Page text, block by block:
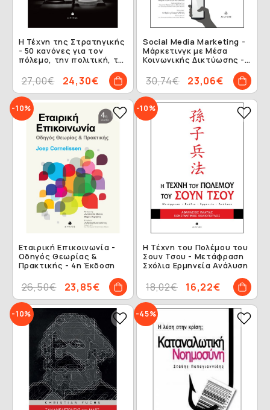
Η Τέχνη της Στρατηγικής
- 50 κανόνες για τον
πόλεμο, την πολιτική, τις
καθημερινή ζωή
24,30€
27,00€
Social Media Marketing -
Μάρκετινγκ με Μέσα
Κοινωνικής Δικτύωσης -
23,06€
30,74€
-10%
Εταιρική Επικοινωνία -
Οδηγός Θεωρίας &
Πρακτικής - 4η Έκδοση
23,85€
26,50€
-10%
Η Τέχνη του Πολέμου του
Σουν Τσου - Mετάφραση
Σχόλια Ερμηνεία Ανάλυση
16,22€
18,02€
-10% -45%